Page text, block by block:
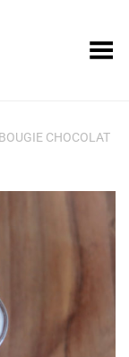
Basculer le menu
BOUGIE CHOCOLAT